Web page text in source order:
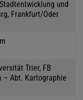
und
Frankfurt/Oder
Trier, FB
– Abt. Kartographie